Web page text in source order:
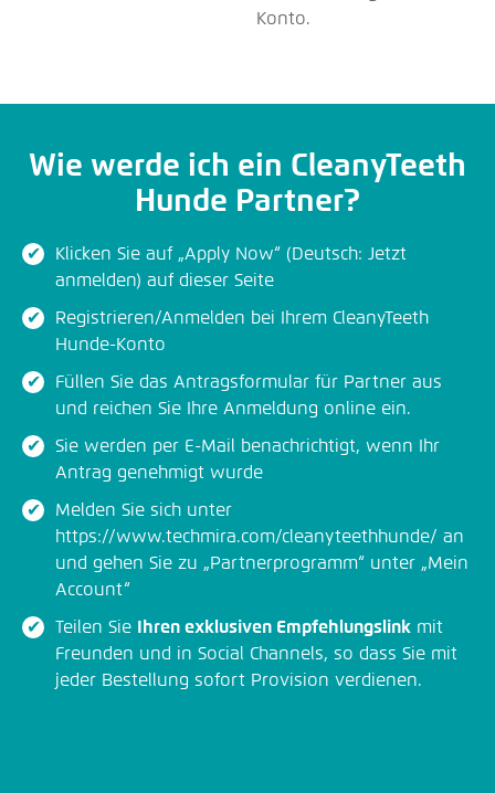
Konto.
Wie werde ich ein CleanyTeeth
Hunde Partner?
Klicken Sie auf „Apply Now“ (Deutsch: Jetzt
anmelden) auf dieser Seite
Registrieren/Anmelden bei Ihrem CleanyTeeth
Hunde-Konto
Füllen Sie das Antragsformular für Partner aus
und reichen Sie Ihre Anmeldung online ein.
Sie werden per E-Mail benachrichtigt, wenn Ihr
Antrag genehmigt wurde
Melden Sie sich unter
https://www.techmira.com/cleanyteethhunde/ an
und gehen Sie zu „Partnerprogramm“ unter „Mein
Account“
Teilen Sie Ihren exklusiven Empfehlungslink mit
Freunden und in Social Channels, so dass Sie mit
jeder Bestellung sofort Provision verdienen.